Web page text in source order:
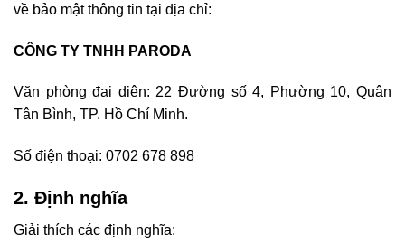
về bảo mật thông tin tại địa chỉ:
CÔNG TY TNHH PARODA
Văn phòng đại diện: 22 Đường số 4, Phường 10, Quận
Tân Bình, TP. Hồ Chí Minh.
Số điện thoại: 0702 678 898
2. Định nghĩa
Giải thích các định nghĩa: